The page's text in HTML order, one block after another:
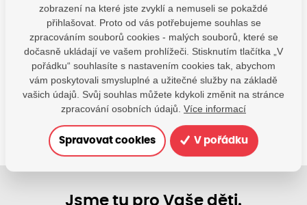
© Seznam.cz a.s. a další
Máte dotazy?
Kontaktujte nás
SDÍLEJTE:
Jsme tu pro Vaše děti.
zobrazení na které jste zvyklí a nemuseli se pokaždé
přihlašovat. Proto od vás potřebujeme souhlas se
zpracováním souborů cookies - malých souborů, které se
dočasně ukládají ve vašem prohlížeči. Stisknutím tlačítka „V
pořádku“ souhlasíte s nastavením cookies tak, abychom
vám poskytovali smysluplné a užitečné služby na základě
vašich údajů. Svůj souhlas můžete kdykoli změnit na stránce
zpracování osobních údajů. Více informací
Spravovat cookies V pořádku